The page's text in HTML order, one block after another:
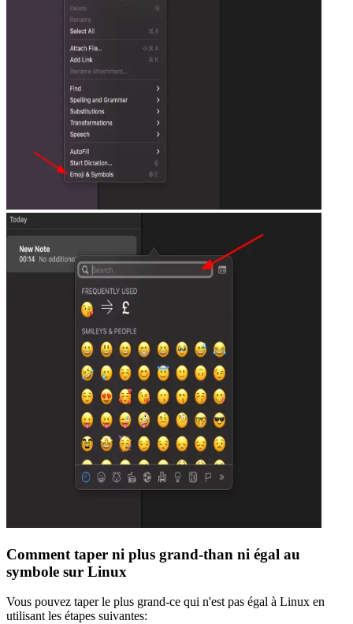
Comment taper ni plus grand-than ni égal au
symbole sur Linux
Vous pouvez taper le plus grand-ce qui n'est pas égal à Linux en
utilisant les étapes suivantes: